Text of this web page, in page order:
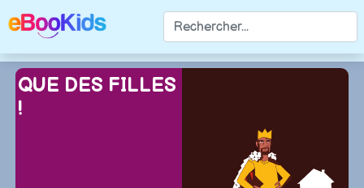
QUE DES FILLES
!